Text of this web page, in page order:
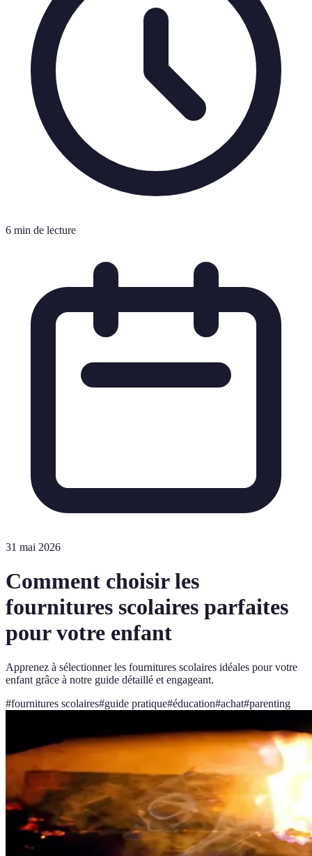
6 min de lecture
31 mai 2026
Comment choisir les
fournitures scolaires parfaites
pour votre enfant
Apprenez à sélectionner les fournitures scolaires idéales pour votre
enfant grâce à notre guide détaillé et engageant.
#fournitures scolaires#guide pratique#éducation#achat#parenting